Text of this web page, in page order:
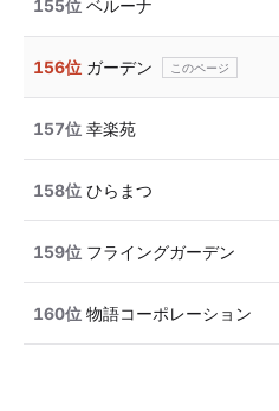
155位 ベルーナ
156位 ガーデン
157位 幸楽苑
158位 ひらまつ
159位 フライングガーデン
160位 物語コーポレーション